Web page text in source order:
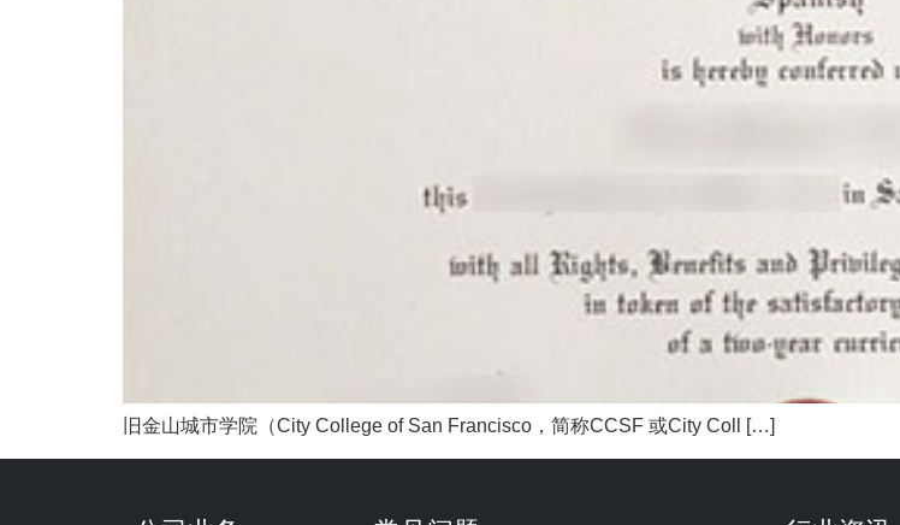
旧金山城市学院（City College of San Francisco，简称CCSF 或City Coll […]